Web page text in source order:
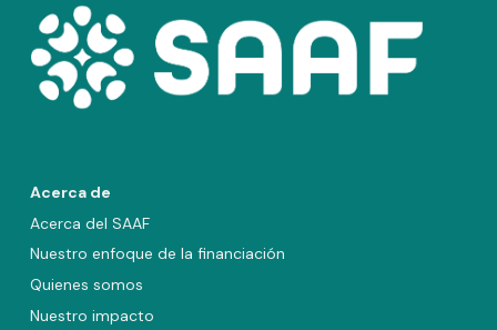
Acerca de
Acerca del SAAF
Nuestro enfoque de la financiación
Quienes somos
Nuestro impacto